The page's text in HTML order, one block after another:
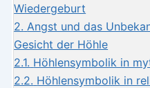
Wiedergeburt
2. Angst und das
Gesicht der Höhle
2.1. Höhlensymbolik in
2.2. Höhlensymbolik in